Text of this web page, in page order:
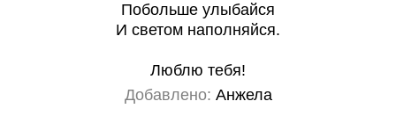
Побольше улыбайся
И светом наполняйся.
Люблю тебя!
Добавлено: Анжела